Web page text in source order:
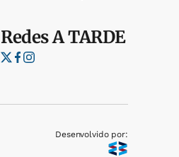
RedesA TARDE
Desenvolvido por: